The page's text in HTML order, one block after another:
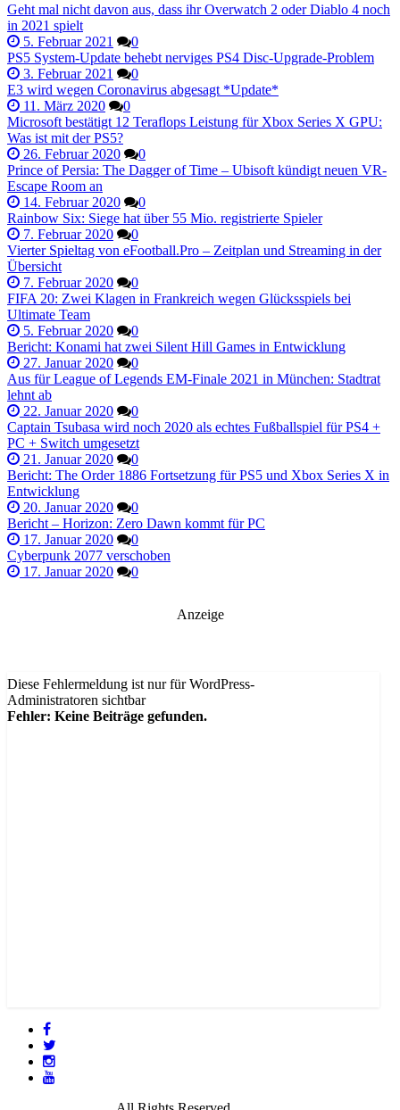
Geht mal nicht davon aus, dass ihr Overwatch 2 oder Diablo 4 noch
in 2021 spielt
5. Februar 2021
0
PS5 System-Update behebt nerviges PS4 Disc-Upgrade-Problem
3. Februar 2021
0
E3 wird wegen Coronavirus abgesagt *Update*
11. März 2020
0
Microsoft bestätigt 12 Teraflops Leistung für Xbox Series X GPU:
Was ist mit der PS5?
26. Februar 2020
0
Prince of Persia: The Dagger of Time – Ubisoft kündigt neuen VR-
Escape Room an
14. Februar 2020
0
Rainbow Six: Siege hat über 55 Mio. registrierte Spieler
7. Februar 2020
0
Vierter Spieltag von eFootball.Pro – Zeitplan und Streaming in der
Übersicht
7. Februar 2020
0
FIFA 20: Zwei Klagen in Frankreich wegen Glücksspiels bei
Ultimate Team
5. Februar 2020
0
Bericht: Konami hat zwei Silent Hill Games in Entwicklung
27. Januar 2020
0
Aus für League of Legends EM-Finale 2021 in München: Stadtrat
lehnt ab
22. Januar 2020
0
Captain Tsubasa wird noch 2020 als echtes Fußballspiel für PS4 +
PC + Switch umgesetzt
21. Januar 2020
0
Bericht: The Order 1886 Fortsetzung für PS5 und Xbox Series X in
Entwicklung
20. Januar 2020
0
Bericht – Horizon: Zero Dawn kommt für PC
17. Januar 2020
0
Cyberpunk 2077 verschoben
17. Januar 2020
0
Anzeige
Diese Fehlermeldung ist nur für WordPress-
Administratoren sichtbar
Fehler: Keine Beiträge gefunden.